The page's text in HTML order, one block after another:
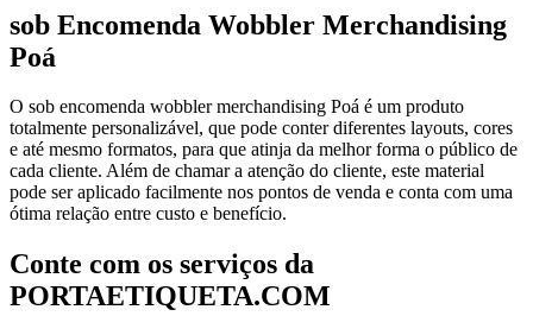
sob Encomenda Wobbler Merchandising
Poá
O sob encomenda wobbler merchandising Poá é um produto
totalmente personalizável, que pode conter diferentes layouts, cores
e até mesmo formatos, para que atinja da melhor forma o público de
cada cliente. Além de chamar a atenção do cliente, este material
pode ser aplicado facilmente nos pontos de venda e conta com uma
ótima relação entre custo e benefício.
Conte com os serviços da
PORTAETIQUETA.COM